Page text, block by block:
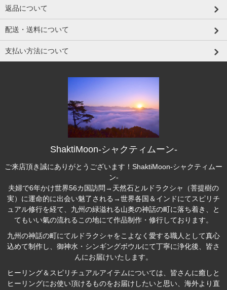
返品について
配送・送料について
支払い方法について
ShaktiMoon-シャクティムーン-
ご来店頂き誠にありがとうございます！ShaktiMoon-シャクティムー
ン-
夫婦で6年かけ世界56カ国訪問→天然石とルドラクシャ（菩提樹の
実）に運命的に出会い魅了される→世界各国＆インドにてスピリチ
ュアル修行を経て、九州の緑溢れる山奥の神話の町に落ち着き、と
てもいい氣の流れるこの地にて作品制作・修行しております。
九州の神話の町にてルドラクシャをこよなく愛する職人として真心
込めて制作し、御神水・シンギングボウルにて丁寧に浄化後、皆さ
んにお届けいたします。
ヒーリング＆スピリチュアルアイテムについては、皆さんに癒しと
ヒーリングにお使い頂けるものをお届けしたいと思い、海外より直